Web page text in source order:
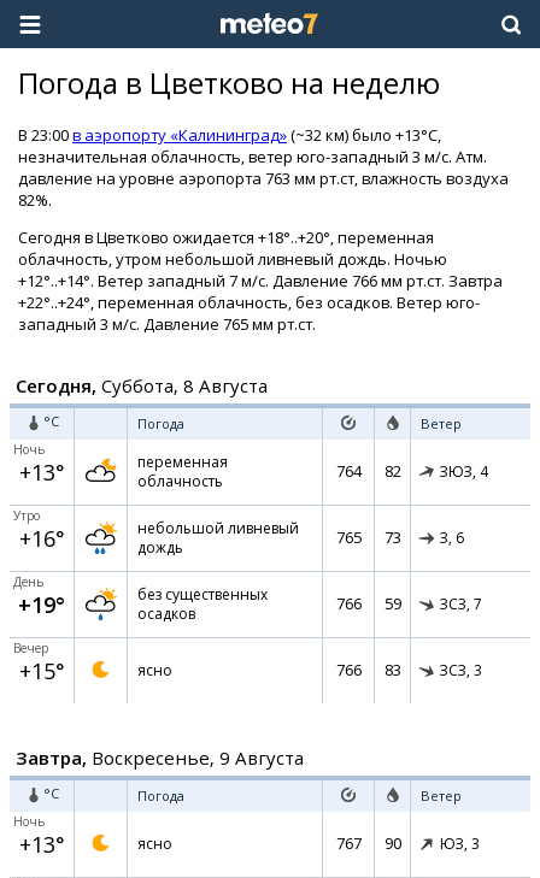
Погода в Цветково на неделю
В 23:00в аэропорту «Калининград»(~32 км) было +13°C,
незначительная облачность, ветер юго-западный 3 м/с. Атм.
давление на уровне аэропорта 763 мм рт.ст, влажность воздуха
82%.
Сегодня в Цветково ожидается +18°..+20°, переменная
облачность, утром небольшой ливневый дождь. Ночью
+12°..+14°. Ветер западный 7 м/с. Давление 766 мм рт.ст. Завтра
+22°..+24°, переменная облачность, без осадков. Ветер юго-
западный 3 м/с. Давление 765 мм рт.ст.
Сегодня, Суббота, 8 Августа
°C Погода Ветер
Ночь
+13°
переменная
облачность
764 82 ЗЮЗ, 4
Утро
+16°
небольшой ливневый
дождь
765 73 З, 6
День
+19°
без существенных
осадков
766 59 ЗСЗ, 7
Вечер
+15° ясно 766 83 ЗСЗ, 3
Завтра, Воскресенье, 9 Августа
°C Погода Ветер
Ночь
+13° ясно 767 90 ЮЗ, 3